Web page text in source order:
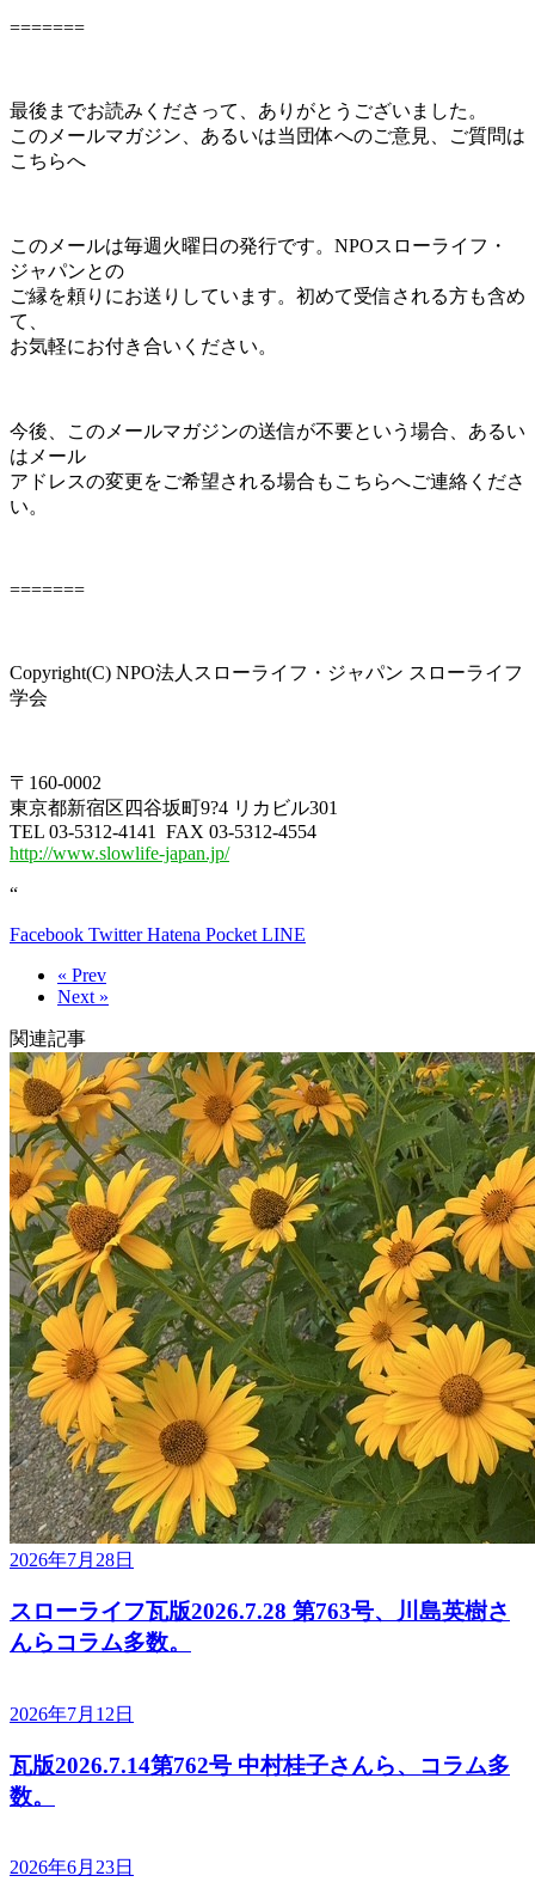
=======
最後までお読みくださって、ありがとうございました。
このメールマガジン、あるいは当団体へのご意見、ご質問は
こちらへ
このメールは毎週火曜日の発行です。NPOスローライフ・
ジャパンとの
ご縁を頼りにお送りしています。初めて受信される方も含め
て、
お気軽にお付き合いください。
今後、このメールマガジンの送信が不要という場合、あるい
はメール
アドレスの変更をご希望される場合もこちらへご連絡くださ
い。
=======
Copyright(C) NPO法人スローライフ・ジャパン スローライフ
学会
〒160-0002
東京都新宿区四谷坂町9?4 リカビル301
TEL 03-5312-4141 FAX 03-5312-4554
http://www.slowlife-japan.jp/
“
Facebook TwitterHatena Pocket LINE
« Prev
Next »
関連記事
2026年7月28日
スローライフ瓦版2026.7.28 第763号、川島英樹さ
んらコラム多数。
2026年7月12日
瓦版2026.7.14第762号 中村桂子さんら、コラム多
数。
2026年6月23日